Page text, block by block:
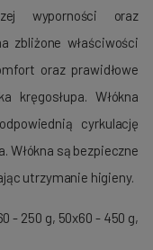
wyporności oraz
zbliżone właściwości
oraz prawidłowe
kręgosłupa. Włókna
cyrkulację
Włókna są bezpieczne
utrzymanie higieny.
- 250 g, 50x60 - 450 g,